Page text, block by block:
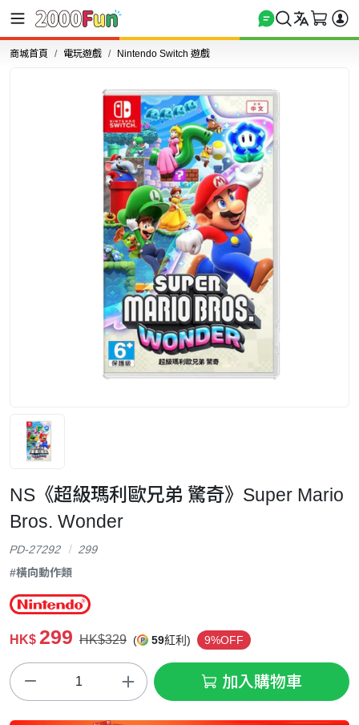
商城首頁 電玩遊戲 Nintendo Switch 遊戲
NS《超級瑪利歐兄弟 驚奇》Super Mario
Bros. Wonder
PD-27292
299
#橫向動作類
HK$ 299 HK$329 ( 59紅利) 9%OFF
加入購物車